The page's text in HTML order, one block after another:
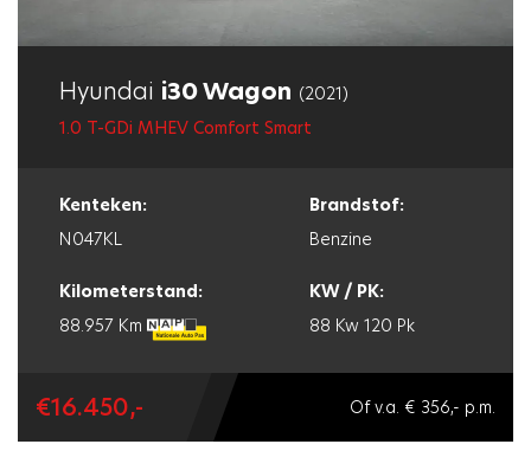
Hyundai i30 Wagon (2021)
1.0 T-GDi MHEV Comfort Smart
Kenteken:
Brandstof:
N047KL
Benzine
Kilometerstand:
KW / PK:
88.957 Km
88 Kw 120 Pk
€16.450,- Of v.a. € 356,- p.m.
betekent dit dat deze aan deze
deze garage betrouwbaar en
professioneel is.
aan bepaalde kwaliteitseisen
voldoen en die klantvriendelijkheid
en transparantie belangrijk vinden.